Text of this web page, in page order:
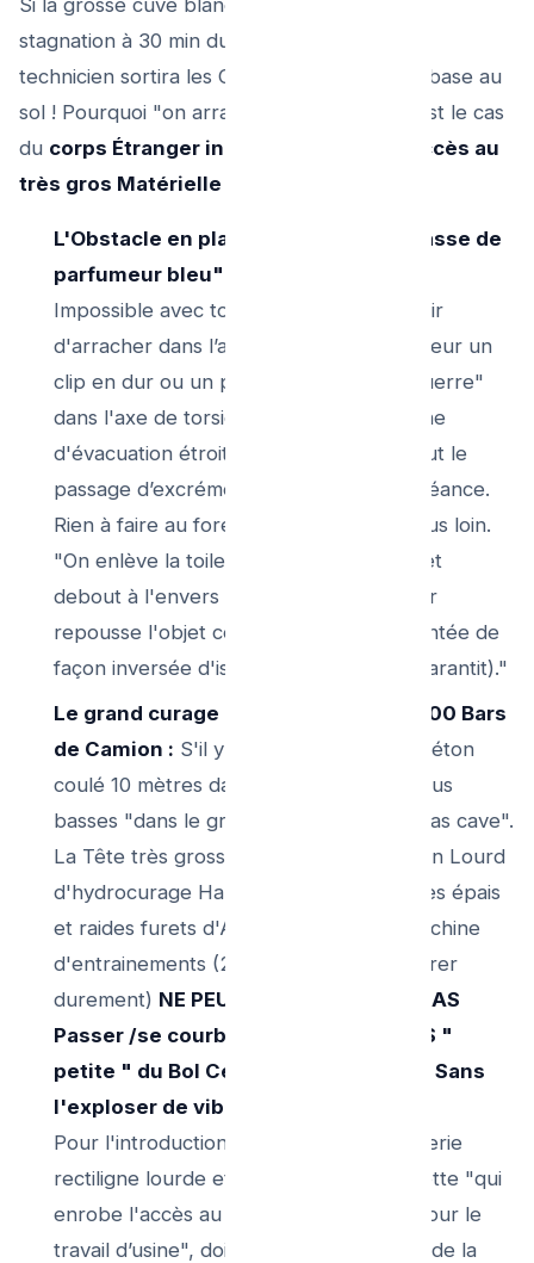
stagnation à 30 min du Plombier arrivé . Le
technicien sortira les Clés Pince de vis d'embase au
sol ! Pourquoi "on arrache la cuvette" ? C'est le cas
du corps Étranger indissoluble ou de l’accès au
très gros Matérielle camion :
L'Obstacle en plastique ("Le Bloc chasse de
parfumeur bleu" ou Le jouet enfant):
Impossible avec toute la magie pompe air
d'arracher dans l’autre sens vers l’extérieur un
clip en dur ou un peigne calé "pile d’équerre"
dans l'axe de torsion ciment et porcelaine
d'évacuation étroite qui bloque 80 % tout le
passage d’excrément papier à chaque séance.
Rien à faire au foret ni de de pousser plus loin.
"On enlève la toilette du socle ! On la met
debout à l'envers au mur et "le plombier
repousse l'objet coinceur de sa main gantée de
façon inversée d'issue. (Retrait absolu garantit)."
Le grand curage Hydro / et Caméra 200 Bars
de Camion : S'il y a des racines ou du béton
coulé 10 mètres dans les canalisations plus
basses "dans le grand égout général à ras cave".
La Tête très grosse et puissante en laiton Lourd
d'hydrocurage Haute Pression ou les très épais
et raides furets d'Acier d'une lourde Machine
d'entrainements (25 millimètres pour Forer
durement) NE PEUVENT absolument PAS
Passer /se courber par l'ouverture "S "
petite " du Bol Céramique toilette" !! Sans
l'exploser de vibracion ou griffe.
Pour l'introduction de cette grosse artillerie
rectiligne lourde et fraiser d'axe, la cuvette "qui
enrobe l'accès au large tuyau vertical pour le
travail d’usine", doit complètement virer de la